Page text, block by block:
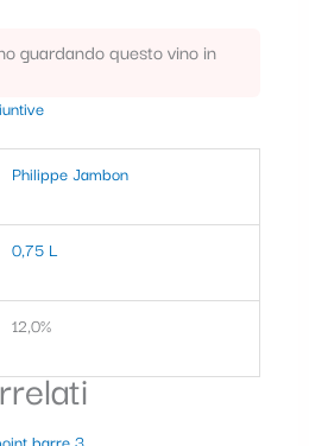
guardando questo vino in
Philippe Jambon
0,75 L
12,0%